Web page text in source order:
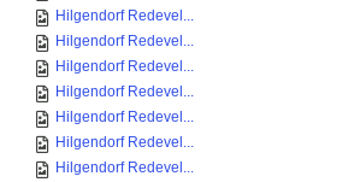
Hilgendorf Redevel...
Hilgendorf Redevel...
Hilgendorf Redevel...
Hilgendorf Redevel...
Hilgendorf Redevel...
Hilgendorf Redevel...
Hilgendorf Redevel...